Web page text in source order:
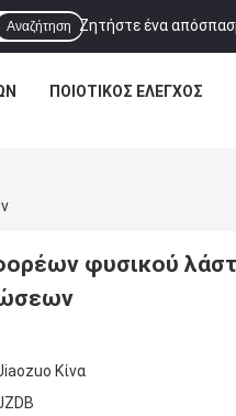
Ζητήστε ένα
Αναζήτηση
ΠΟΙΟΤΙΚΌΣ ΈΛΕΓΧΟΣ
φυσικού
Κίνα